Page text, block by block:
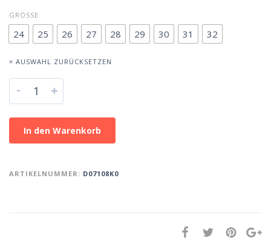
GRÖSSE
24 25 26 27 28 29 30 31 32
× AUSWAHL ZURÜCKSETZEN
- +
In den Warenkorb
ARTIKELNUMMER: D07108K0